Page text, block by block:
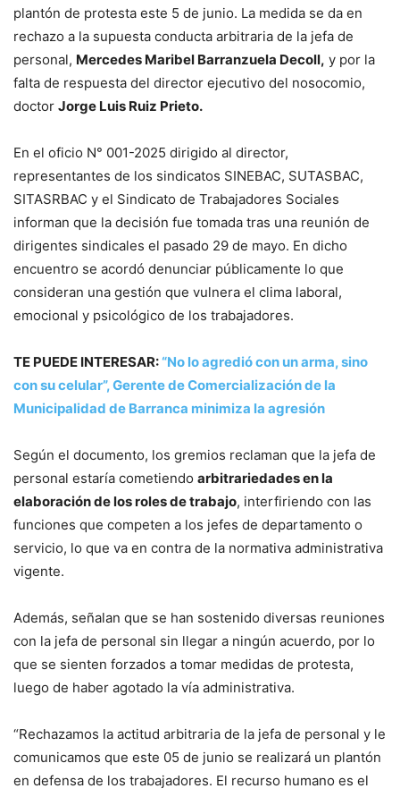
plantón de protesta este 5 de junio. La medida se da en
rechazo a la supuesta conducta arbitraria de la jefa de
personal, Mercedes Maribel Barranzuela Decoll, y por la
falta de respuesta del director ejecutivo del nosocomio,
doctor Jorge Luis Ruiz Prieto.
En el oficio N° 001-2025 dirigido al director,
representantes de los sindicatos SINEBAC, SUTASBAC,
SITASRBAC y el Sindicato de Trabajadores Sociales
informan que la decisión fue tomada tras una reunión de
dirigentes sindicales el pasado 29 de mayo. En dicho
encuentro se acordó denunciar públicamente lo que
consideran una gestión que vulnera el clima laboral,
emocional y psicológico de los trabajadores.
TE PUEDE INTERESAR:“No lo agredió con un arma, sino
con su celular”, Gerente de Comercialización de la
Municipalidad de Barranca minimiza la agresión
Según el documento, los gremios reclaman que la jefa de
personal estaría cometiendo arbitrariedades en la
elaboración de los roles de trabajo, interfiriendo con las
funciones que competen a los jefes de departamento o
servicio, lo que va en contra de la normativa administrativa
vigente.
Además, señalan que se han sostenido diversas reuniones
con la jefa de personal sin llegar a ningún acuerdo, por lo
que se sienten forzados a tomar medidas de protesta,
luego de haber agotado la vía administrativa.
“Rechazamos la actitud arbitraria de la jefa de personal y le
comunicamos que este 05 de junio se realizará un plantón
en defensa de los trabajadores. El recurso humano es el